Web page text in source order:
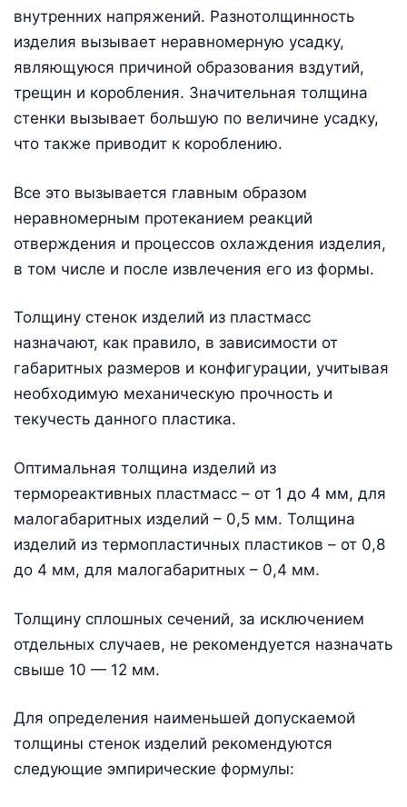
внутренних напряжений. Разнотолщинность
изделия вызывает неравномерную усадку,
являющуюся причиной образования вздутий,
трещин и коробления. Значительная толщина
стенки вызывает большую по величине усадку,
что также приводит к короблению.
Все это вызывается главным образом
неравномерным протеканием реакций
отверждения и процессов охлаждения изделия,
в том числе и после извлечения его из формы.
Толщину стенок изделий из пластмасс
назначают, как правило, в зависимости от
габаритных размеров и конфигурации, учитывая
необходимую механическую прочность и
текучесть данного пластика.
Оптимальная толщина изделий из
термореактивных пластмасс – от 1 до 4 мм, для
малогабаритных изделий – 0,5 мм. Толщина
изделий из термопластичных пластиков – от 0,8
до 4 мм, для малогабаритных – 0,4 мм.
Толщину сплошных сечений, за исключением
отдельных случаев, не рекомендуется назначать
свыше 10 — 12 мм.
Для определения наименьшей допускаемой
толщины стенок изделий рекомендуются
следующие эмпирические формулы: